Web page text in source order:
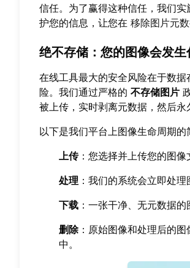
信任。为了赢得这种信任，我们
护您的信息，让您在 移除图片元
绝不存储：您的图像会发生
在线工具最大的安全风险在于数
险。我们通过严格的 不存储图片
被上传，实时剥离元数据，然后永
以下是我们平台上图像生命周期的
上传：您选择并上传您的图像
处理 ：我们的系统会立即处
下载 ：一张干净、无元数据
删除：原始图像和处理后的
中。